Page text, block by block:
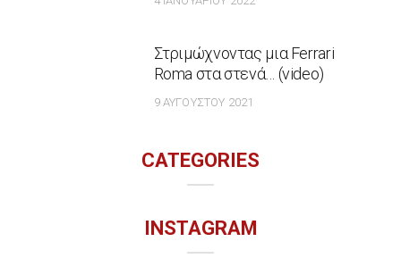
Στριμώχνοντας μια Ferrari
Roma στα στενά… (video)
9 ΑΥΓΟΎΣΤΟΥ 2021
CATEGORIES
INSTAGRAM